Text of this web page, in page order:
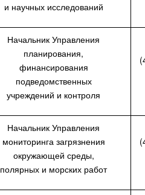
и научных исследований
Начальник Управления
планирования,
финансирования
подведомственных
учреждений и контроля
Начальник Управления
мониторинга загрязнения
окружающей среды,
полярных и морских работ